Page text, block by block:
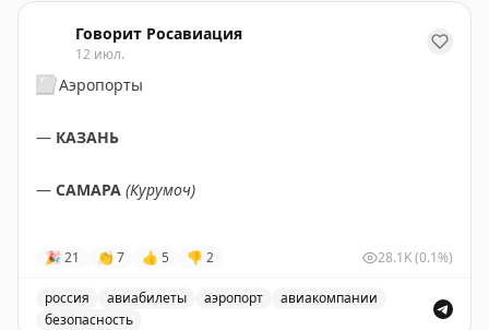
Говорит Росавиация
12 июл.
⬜️Аэропорты
— КАЗАНЬ
— САМАРА (Курумоч)
—ЧЕБОКСАРЫ
🎉 21 👏 7 👍 5 👎 2 28.1K(0.1%)
россия авиабилеты аэропорт
авиакомпании
безопасность